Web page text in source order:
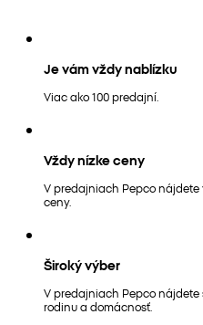
Je vám vždy nablízku
Viac ako 100 predajní.
Vždy nízke ceny
V predajniach Pepco nájdete
ceny.
Široký výber
V predajniach Pepco nájdete
rodinu a domácnosť.